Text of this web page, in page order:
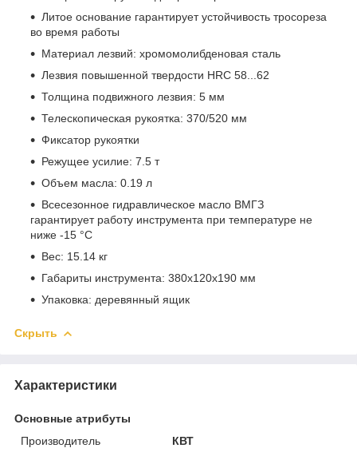
Литое основание гарантирует устойчивость тросореза
во время работы
Материал лезвий: хромомолибденовая сталь
Лезвия повышенной твердости HRC 58...62
Толщина подвижного лезвия: 5 мм
Телескопическая рукоятка: 370/520 мм
Фиксатор рукоятки
Режущее усилие: 7.5 т
Объем масла: 0.19 л
Всесезонное гидравлическое масло ВМГЗ
гарантирует работу инструмента при температуре не
ниже -15 °С
Вес: 15.14 кг
Габариты инструмента: 380х120х190 мм
Упаковка: деревянный ящик
Скрыть
Характеристики
Основные атрибуты
Производитель
КВТ